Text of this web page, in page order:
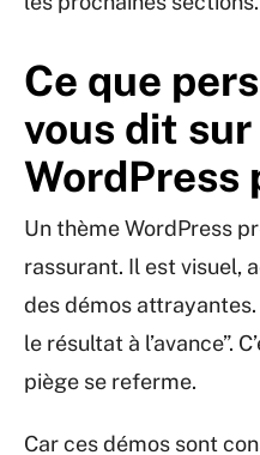
Ce que
vous dit
WordPress
Un thème WordPress
rassurant. Il est visuel,
des démos attrayantes.
le résultat à l’avance”.
piège se referme.
Car ces démos sont